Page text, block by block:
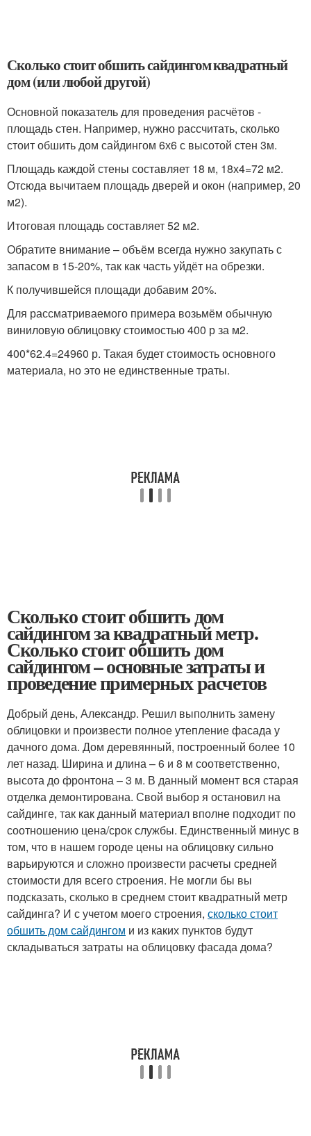
Сколько стоит обшить сайдингом квадратный
дом (или любой другой)
Основной показатель для проведения расчётов -
площадь стен. Например, нужно рассчитать, сколько
стоит обшить дом сайдингом 6х6 с высотой стен 3м.
Площадь каждой стены составляет 18 м, 18х4=72 м2.
Отсюда вычитаем площадь дверей и окон (например, 20
м2).
Итоговая площадь составляет 52 м2.
Обратите внимание – объём всегда нужно закупать с
запасом в 15-20%, так как часть уйдёт на обрезки.
К получившейся площади добавим 20%.
Для рассматриваемого примера возьмём обычную
виниловую облицовку стоимостью 400 р за м2.
400*62.4=24960 р. Такая будет стоимость основного
материала, но это не единственные траты.
Сколько стоит обшить дом
сайдингом за квадратный метр.
Сколько стоит обшить дом
сайдингом – основные затраты и
проведение примерных расчетов
Добрый день, Александр. Решил выполнить замену
облицовки и произвести полное утепление фасада у
дачного дома. Дом деревянный, построенный более 10
лет назад. Ширина и длина – 6 и 8 м соответственно,
высота до фронтона – 3 м. В данный момент вся старая
отделка демонтирована. Свой выбор я остановил на
сайдинге, так как данный материал вполне подходит по
соотношению цена/срок службы. Единственный минус в
том, что в нашем городе цены на облицовку сильно
варьируются и сложно произвести расчеты средней
стоимости для всего строения. Не могли бы вы
подсказать, сколько в среднем стоит квадратный метр
сайдинга? И с учетом моего строения, сколько стоит
обшить дом сайдингом и из каких пунктов будут
складываться затраты на облицовку фасада дома?